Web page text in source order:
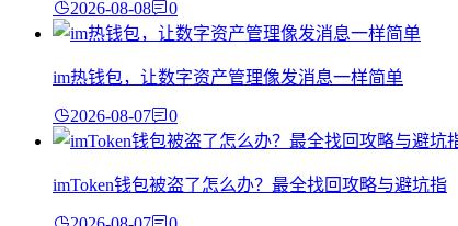
2026-08-08 0
im热钱包，让数字资产管理像发消息一样简单
2026-08-07 0
imToken钱包被盗了怎么办？最全找回攻略与避坑指